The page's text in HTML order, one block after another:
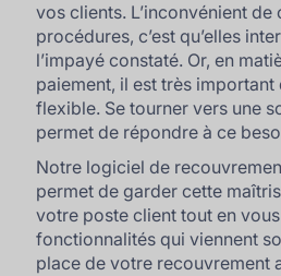
vos clients. L’inconvénient de
procédures, c’est qu’elles
l’impayé constaté. Or, en
paiement, il est très important
flexible. Se tourner vers une
permet de répondre à ce
Notre logiciel de
permet de garder cette
votre poste client tout en
fonctionnalités qui viennent
place de votre recouvrement